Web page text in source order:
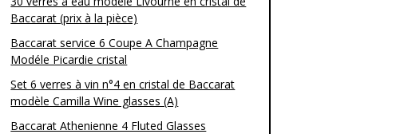
Baccarat (prix à la pièce)
Baccarat service 6 Coupe A Champagne
Modéle Picardie cristal
Set 6 verres à vin n°4 en cristal de Baccarat
modèle Camilla Wine glasses (A)
Baccarat Athenienne 4 Fluted Glasses